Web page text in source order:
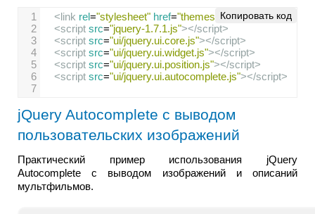
1
<link rel="stylesheet" href="themes/base/
2
<script src="jquery-1.7.1.js"></script>
3
<script src="ui/jquery.ui.core.js"></script>
4
<script src="ui/jquery.ui.widget.js"></script>
5
<script src="ui/jquery.ui.position.js"></script>
6
<script src="ui/jquery.ui.autocomplete.js"></script>
7
Копировать код
jQuery Autocomplete с выводом
пользовательских изображений
Практический пример использования jQuery
Autocomplete с выводом изображений и описаний
мультфильмов.